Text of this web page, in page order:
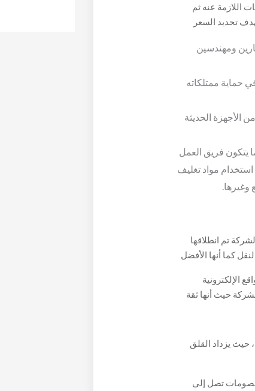
اللازمة عنه ثم
تحديد السعر
ومهندسين
حماية ممتلكاته
الأجهزة الحديثة
يتكون فريق العمل
مواد تغليف
وغيرها.
تم انطلاقها
كما أنها الأفضل
الإلكترونية
على خدمات الشركة حيث أنها ثقة
حيث يزداد القلق
خصومات تصل إلى